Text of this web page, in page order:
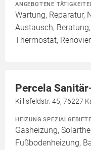
ANGEBOTENE
Wartung, Reparatur,
Austausch,
Thermostat,
Percela
Killisfeldstr. 45, 76227
HEIZUNG SPEZIALGEBIETE
Gasheizung,
Fußbodenheizung,